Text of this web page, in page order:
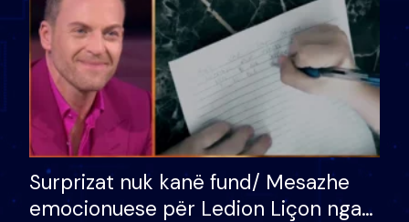
Surprizat nuk kanë fund/ Mesazhe
emocionuese për Ledion Liçon nga